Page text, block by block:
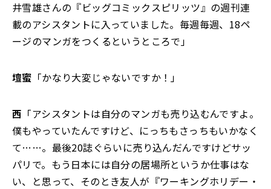
井雪雄さんの『ビッグコミックスピリッツ』の週刊連
載のアシスタントに入っていました。毎週毎週、18ペ
ージのマンガをつくるというところで」
壇蜜 「かなり大変じゃないですか！」
西 「アシスタントは自分のマンガも売り込むんですよ。
僕もやっていたんですけど、にっちもさっちもいかなく
て……。最後20誌ぐらいに売り込んだんですけどサッ
パリで。もう日本には自分の居場所というか仕事はな
い、と思って、そのとき友人が『ワーキングホリデー・